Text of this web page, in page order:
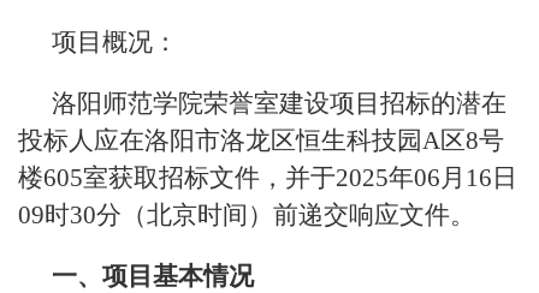
项目概况：
洛阳师范学院荣誉室建设项目招标的潜在
投标人应在洛阳市洛龙区恒生科技园A区8号
楼605室获取招标文件，并于2025年06月16日
09时30分（北京时间）前递交响应文件。
一、项目基本情况